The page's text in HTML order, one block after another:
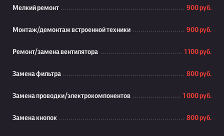
Мелкий ремонт 900 руб.
Монтаж/демонтаж встроенной техники 900 руб.
Ремонт/замена вентилятора 1 100 руб.
Замена фильтра 800 руб.
Замена проводки/электрокомпонентов 1 000 руб.
Замена кнопок 800 руб.